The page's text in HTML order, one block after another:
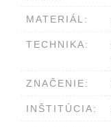
MATERIÁL:
TECHNIKA:
ZNAČENIE:
INŠTITÚCIA: